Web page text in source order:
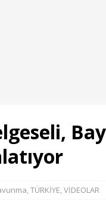
Konaklı Kadınların Okuma
DGS 2026 Sonuçlarının
İl İçi Öğretmen Atama
AÖL 3. Dönem Sınav
,TÜRKİYE,VİDEOLAR